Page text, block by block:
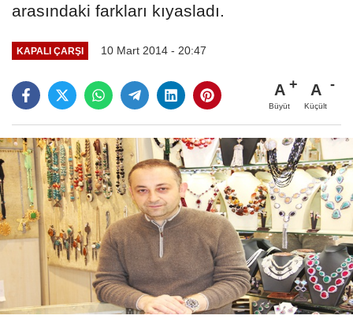
arasındaki farkları kıyasladı.
KAPALI ÇARŞI 10 Mart 2014 - 20:47
A
Büyüt
A
Küçült